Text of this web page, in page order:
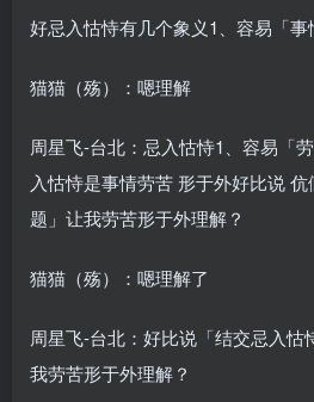
好忌入怙恃有几个象义1、容易「事
猫猫（殇）：嗯理解
周星飞-台北：忌入怙恃1、容易「
入怙恃是事情劳苦 形于外好比说
题」让我劳苦形于外理解？
猫猫（殇）：嗯理解了
周星飞-台北：好比说「结交忌入怙
我劳苦形于外理解？